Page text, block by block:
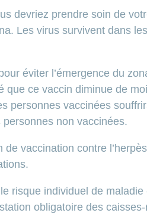
devriez prendre soin de
Les virus survivent dans
éviter l’émergence du
que ce vaccin diminue de
personnes vaccinées
non vaccinées.
vaccination contre
risque individuel de
obligatoire des